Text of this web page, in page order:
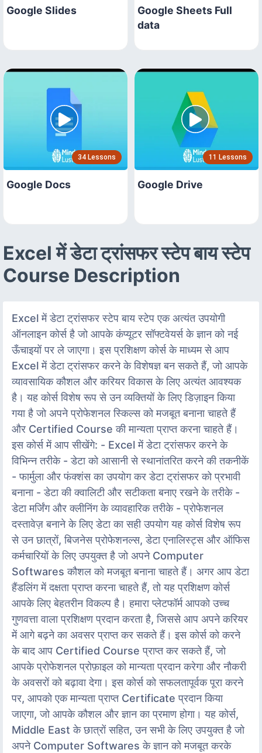
Google Slides
Google Sheets Full
data
34 Lessons
Google Docs
11 Lessons
Google Drive
Excel में डेटा ट्रांसफर स्टेप बाय स्टेप
Course Description
Excel में डेटा ट्रांसफर स्टेप बाय स्टेप एक अत्यंत उपयोगी
ऑनलाइन कोर्स है जो आपके कंप्यूटर सॉफ्टवेयर्स के ज्ञान को नई
ऊँचाइयों पर ले जाएगा। इस प्रशिक्षण कोर्स के माध्यम से आप
Excel में डेटा ट्रांसफर करने के विशेषज्ञ बन सकते हैं, जो आपके
व्यावसायिक कौशल और करियर विकास के लिए अत्यंत आवश्यक
है। यह कोर्स विशेष रूप से उन व्यक्तियों के लिए डिज़ाइन किया
गया है जो अपने प्रोफेशनल स्किल्स को मजबूत बनाना चाहते हैं
और Certified Course की मान्यता प्राप्त करना चाहते हैं।
इस कोर्स में आप सीखेंगे: - Excel में डेटा ट्रांसफर करने के
विभिन्न तरीके - डेटा को आसानी से स्थानांतरित करने की तकनीकें
- फार्मुला और फंक्शंस का उपयोग कर डेटा ट्रांसफर को प्रभावी
बनाना - डेटा की क्वालिटी और सटीकता बनाए रखने के तरीके -
डेटा मर्जिंग और क्लीनिंग के व्यावहारिक तरीके - प्रोफेशनल
दस्तावेज़ बनाने के लिए डेटा का सही उपयोग यह कोर्स विशेष रूप
से उन छात्रों, बिजनेस प्रोफेशनल्स, डेटा एनालिस्ट्स और ऑफिस
कर्मचारियों के लिए उपयुक्त है जो अपने Computer
Softwares कौशल को मजबूत बनाना चाहते हैं। अगर आप डेटा
हैंडलिंग में दक्षता प्राप्त करना चाहते हैं, तो यह प्रशिक्षण कोर्स
आपके लिए बेहतरीन विकल्प है। हमारा प्लेटफॉर्म आपको उच्च
गुणवत्ता वाला प्रशिक्षण प्रदान करता है, जिससे आप अपने करियर
में आगे बढ़ने का अवसर प्राप्त कर सकते हैं। इस कोर्स को करने
के बाद आप Certified Course प्राप्त कर सकते हैं, जो
आपके प्रोफेशनल प्रोफ़ाइल को मान्यता प्रदान करेगा और नौकरी
के अवसरों को बढ़ावा देगा। इस कोर्स को सफलतापूर्वक पूरा करने
पर, आपको एक मान्यता प्राप्त Certificate प्रदान किया
जाएगा, जो आपके कौशल और ज्ञान का प्रमाण होगा। यह कोर्स,
Middle East के छात्रों सहित, उन सभी के लिए उपयुक्त है जो
अपने Computer Softwares के ज्ञान को मजबूत करके